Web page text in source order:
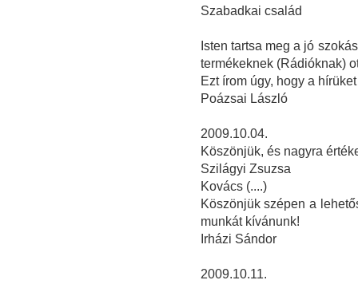
Szabadkai család
Isten tartsa meg a jó
termékeknek (Rádióknak)
Ezt írom úgy, hogy a
Poázsai László
2009.10.04.
Köszönjük, és nagyra
Szilágyi Zsuzsa
Kovács (....)
Köszönjük szépen a
munkát kívánunk!
Irházi Sándor
2009.10.11.